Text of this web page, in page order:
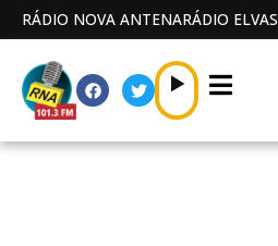
RÁDIO NOVA ANTENARÁDIO ELVAS